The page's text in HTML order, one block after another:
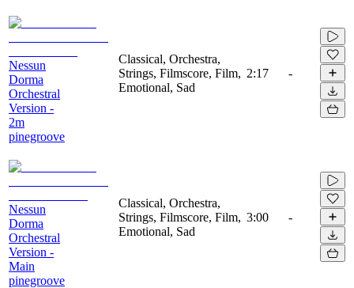
Nessun
Dorma
Orchestral
Version -
2m
pinegroove
Classical, Orchestra,
Strings, Filmscore, Film,
Emotional, Sad
2:17 -
Nessun
Dorma
Orchestral
Version -
Main
pinegroove
Classical, Orchestra,
Strings, Filmscore, Film,
Emotional, Sad
3:00 -